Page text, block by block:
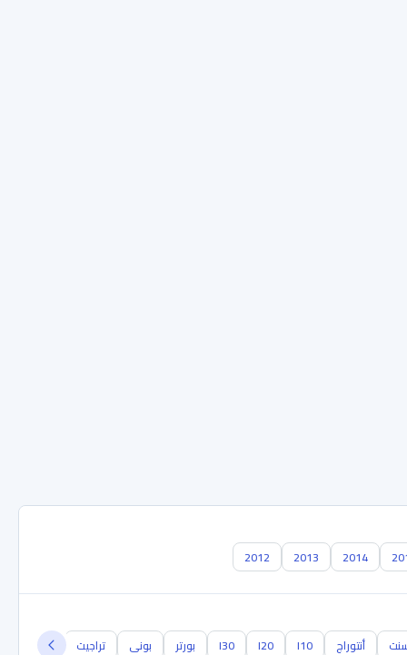
2014
2013
2012
أنتوراج I10
I20
I30 بورتر بونى تراجيت توسكاني